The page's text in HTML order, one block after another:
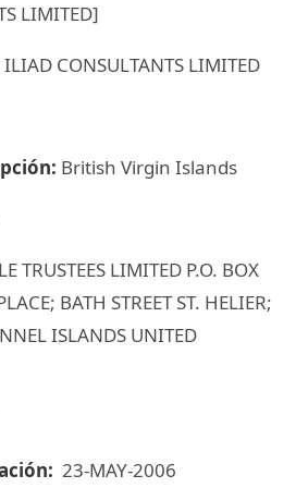
LIMITED]
ILIAD CONSULTANTS LIMITED
British Virgin Islands
TRUSTEES LIMITED P.O. BOX
BATH STREET ST. HELIER;
ISLANDS UNITED
23-MAY-2006